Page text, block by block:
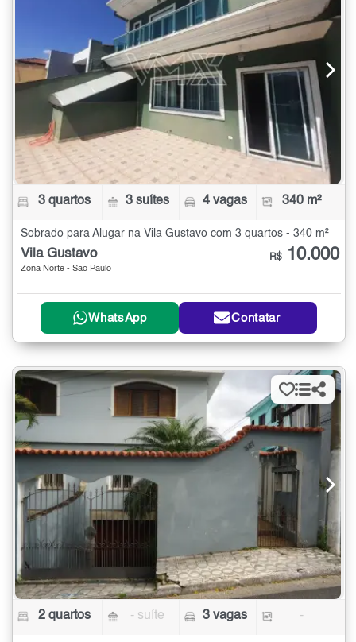
3 quartos 3 suítes 4 vagas 340 m²
Sobrado para Alugar na Vila Gustavo com 3 quartos - 340 m²
Vila Gustavo
Zona Norte - São Paulo
R$ 10.000
WhatsApp Contatar
2 quartos - suíte 3 vagas -